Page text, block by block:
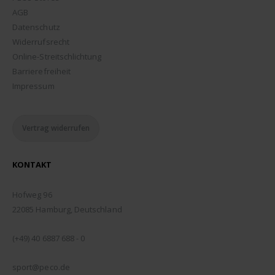
AGB
Datenschutz
Widerrufsrecht
Online-Streitschlichtung
Barrierefreiheit
Impressum
Vertrag widerrufen
KONTAKT
Hofweg 96
22085 Hamburg, Deutschland
(+49) 40 6887 688 - 0
sport@peco.de